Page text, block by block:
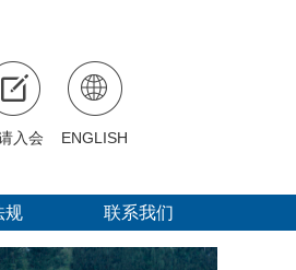
入会 ENGLISH
规 联系我们